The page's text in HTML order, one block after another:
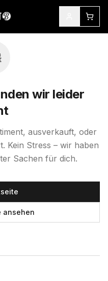
wir leider
ausverkauft, oder
Kein Stress – wir haben
Sachen für dich.
ansehen